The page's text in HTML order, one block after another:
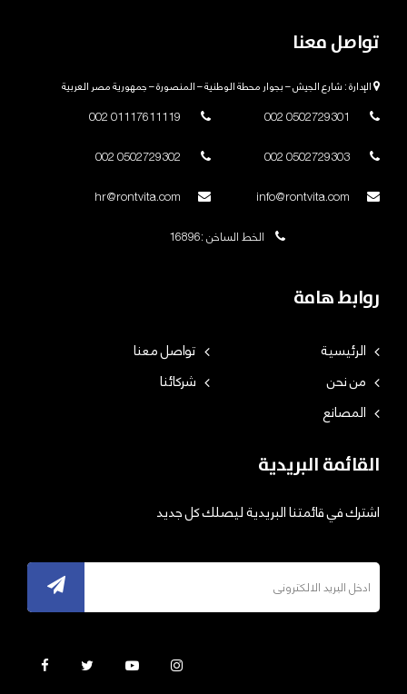
تواصل معنا
الإدارة : شارع الجيش – بجوار محطة الوطنية – المنصورة – جمهورية مصر العربية
الخط الساخن :16896
روابط هامة
الرئيسية
تواصل معنا
من نحن
شركائنا
المصانع
القائمة البريدية
اشترك في قائمتنا البريدية ليصلك كل جديد